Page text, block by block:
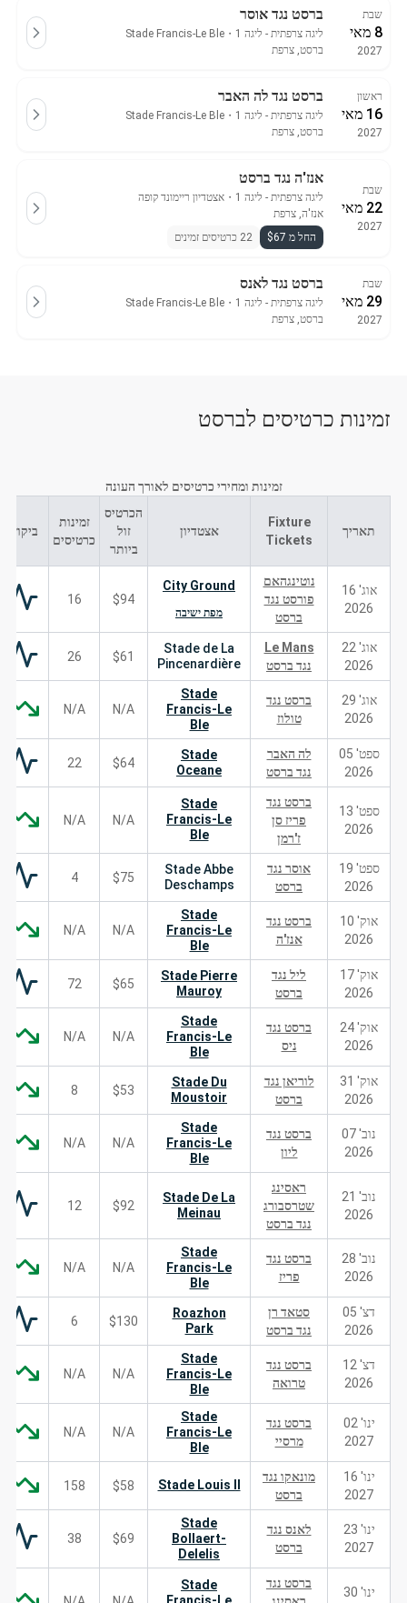
שבת
8 מאי
2027
ברסט נגד אוסר
ליגה צרפתית - ליגה 1 ・
Stade Francis-Le Ble
ברסט, צרפת
ראשון
16 מאי
2027
ברסט נגד לה האבר
ליגה צרפתית - ליגה 1 ・
Stade Francis-Le Ble
ברסט, צרפת
שבת
22 מאי
2027
אנז'ה נגד ברסט
ליגה צרפתית - ליגה 1 ・ אצטדיון ריימונד קופה
אנז'ה, צרפת
החל מ $67
22 כרטיסים זמינים
שבת
29 מאי
2027
ברסט נגד לאנס
ליגה צרפתית - ליגה 1 ・
Stade Francis-Le Ble
ברסט, צרפת
זמינות כרטיסים לברסט
זמינות ומחירי כרטיסים לאורך העונה
תאריך
Fixture
Tickets
אצטדיון
הכרטיס
זול
ביותר
זמינות
כרטיסים
ביקוש
אוג' 16
2026
נוטינגהאם
פורסט נגד
ברסט
City Ground
מפת ישיבה
$94
16
אוג' 22
2026
Le Mans
נגד ברסט
Stade de La
Pincenardière
$61
26
אוג' 29
2026
ברסט נגד
טולוז
Stade
Francis-Le
Ble
N/A
N/A
ספט' 05
2026
לה האבר
נגד ברסט
Stade
Oceane
$64
22
ספט' 13
2026
ברסט נגד
פריז סן
ז'רמן
Stade
Francis-Le
Ble
N/A
N/A
ספט' 19
2026
אוסר נגד
ברסט
Stade Abbe
Deschamps
$75
4
אוק' 10
2026
ברסט נגד
אנז'ה
Stade
Francis-Le
Ble
N/A
N/A
אוק' 17
2026
ליל נגד
ברסט
Stade Pierre
Mauroy
$65
72
אוק' 24
2026
ברסט נגד
ניס
Stade
Francis-Le
Ble
N/A
N/A
אוק' 31
2026
לוריאן נגד
ברסט
Stade Du
Moustoir
$53
8
נוב' 07
2026
ברסט נגד
ליון
Stade
Francis-Le
Ble
N/A
N/A
נוב' 21
2026
ראסינג
שטרסבורג
נגד ברסט
Stade De La
Meinau
$92
12
נוב' 28
2026
ברסט נגד
פריז
Stade
Francis-Le
Ble
N/A
N/A
דצ' 05
2026
סטאד רן
נגד ברסט
Roazhon
Park
$130
6
דצ' 12
2026
ברסט נגד
טרואה
Stade
Francis-Le
Ble
N/A
N/A
ינו' 02
2027
ברסט נגד
מרסיי
Stade
Francis-Le
Ble
N/A
N/A
ינו' 16
2027
מונאקו נגד
ברסט
Stade Louis II
$58
158
ינו' 23
2027
לאנס נגד
ברסט
Stade
Bollaert-
Delelis
$69
38
ינו' 30
ברסט נגד
Stade